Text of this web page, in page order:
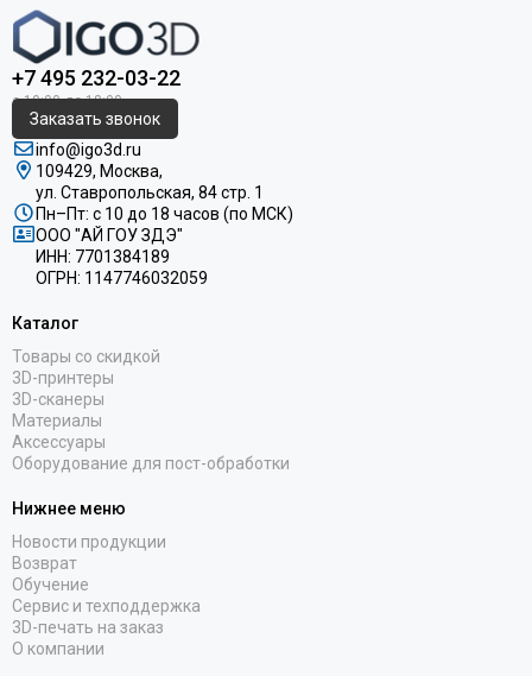
+7 495 232-03-22
Заказать звонок
info@igo3d.ru
109429, Москва,
ул. Ставропольская, 84 стр. 1
Пн–Пт: с 10 до 18 часов (по МСК)
ООО "АЙ ГОУ ЗДЭ"
ИНН: 7701384189
ОГРН: 1147746032059
Каталог
Товары со скидкой
3D-принтеры
3D-сканеры
Материалы
Аксессуары
Оборудование для пост-обработки
Нижнее меню
Новости продукции
Возврат
Обучение
Сервис и техподдержка
3D-печать на заказ
О компании